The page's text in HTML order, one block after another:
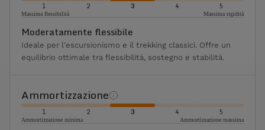
1 2 3 4 5
Massima flessibilità Massima rigidità
Moderatamente flessibile
Ideale per l'escursionismo e il trekking classici. Offre un
equilibrio ottimale tra flessibilità, sostegno e stabilità.
Ammortizzazione
1 2 3 4 5
Ammortizzazione minima Ammortizzazione massima